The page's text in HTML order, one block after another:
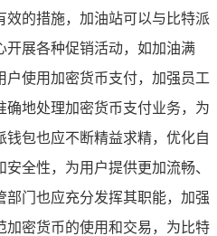
效的措施，加油站可以与比特派
开展各种促销活动，如加油满
户使用加密货币支付，加强员工
地处理加密货币支付业务，为
包也应不断精益求精，优化自
全性，为用户提供更加流畅、
门也应充分发挥其职能，加强
加密货币的使用和交易，为比特